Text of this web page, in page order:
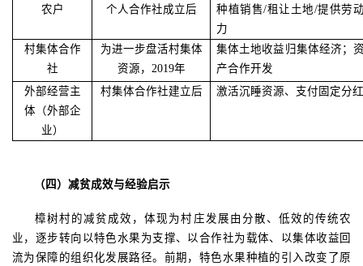
农户
个人合作社成立后 种植销售/租让土地/提供劳
力
村集体合作
社
为进一步盘活村集体
资源， 2019年
集体土地收益归集体经济；
产合作开发
外部经营主
体（外部企
业）
村集体合作社建立后 激活沉睡资源、支付固定分
（四） 减贫成效与经验启示
樟树村的减贫成效，体现为村庄发展由分散、低效的传统农
业，逐步转向以特色水果为支撑、以合作社为载体、以集体收益回
流为保障的组织化发展路径。前期，特色水果种植的引入改变了原